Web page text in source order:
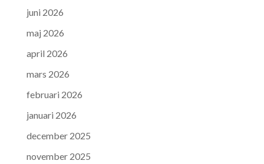
juni 2026
maj 2026
april 2026
mars 2026
februari 2026
januari 2026
december 2025
november 2025